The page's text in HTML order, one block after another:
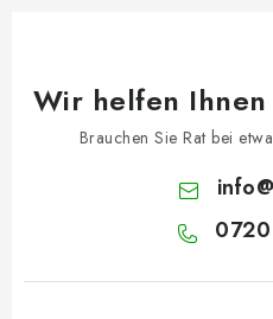
Wir helfen
Brauchen Sie Rat bei
info@